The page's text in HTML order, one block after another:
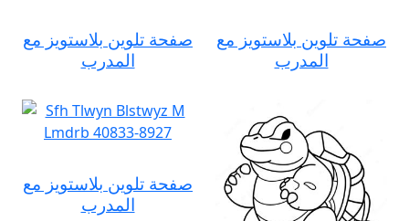
صفحة تلوين بلاستويز مع
المدرب
صفحة تلوين بلاستويز مع
المدرب
صفحة تلوين بلاستويز مع
المدرب